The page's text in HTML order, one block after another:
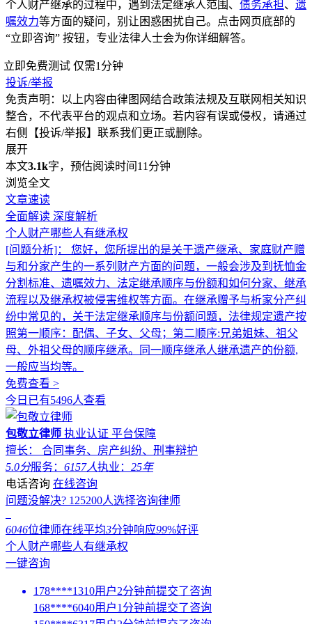
个人财产继承的过程中，遇到法定继承人范围、 债务承担、 遗
嘱效力等方面的疑问，别让困惑困扰自己。点击网页底部的
“立即咨询” 按钮，专业法律人士会为你详细解答。
立即免费测试 仅需1分钟
投诉/举报
免责声明：以上内容由律图网结合政策法规及互联网相关知识
整合，不代表平台的观点和立场。若内容有误或侵权，请通过
右侧【投诉/举报】联系我们更正或删除。
展开
本文3.1k字，预估阅读时间11分钟
浏览全文
文章速读
全面解读 深度解析
个人财产哪些人有继承权
[问题分析]：
您好，您所提出的是关于遗产继承、家庭财产赠
与和分家产生的一系列财产方面的问题，一般会涉及到抚恤金
分割标准、遗嘱效力、法定继承顺序与份额和如何分家、继承
流程以及继承权被侵害维权等方面。在继承赠予与析家分产纠
纷中常见的，关于法定继承顺序与份额问题，法律规定遗产按
照第一顺序：配偶、子女、父母；第二顺序:兄弟姐妹、祖父
母、外祖父母的顺序继承。同一顺序继承人继承遗产的份额,
一般应当均等。
免费查看 >
今日已有5496人查看
包敬立律师 执业认证 平台保障
擅长： 合同事务、房产纠纷、刑事辩护
5.0分服务： 6157人执业： 25年
电话咨询 在线咨询
问题没解决? 125200人选择咨询律师
6046位律师在线平均3分钟响应99%好评
个人财产哪些人有继承权
一键咨询
178****1310用户2分钟前提交了咨询
168****6040用户1分钟前提交了咨询